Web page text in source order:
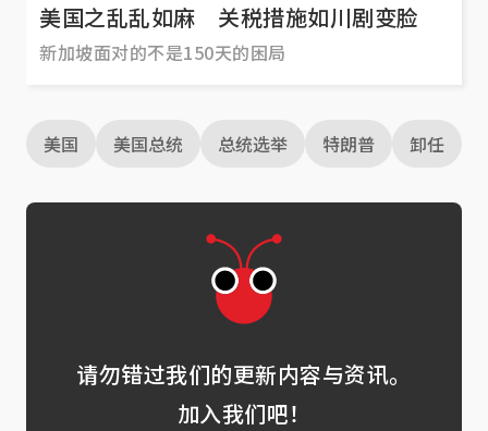
美国之乱乱如麻 关税措施如川剧变脸
新加坡面对的不是150天的困局
美国 美国总统 总统选举 特朗普 卸任
请勿错过我们的更新内容与资讯。
加入我们吧！